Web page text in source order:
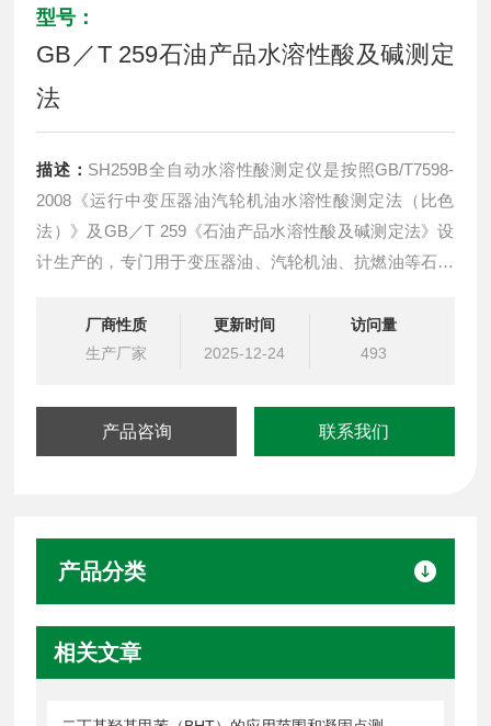
型号：
GB／T 259石油产品水溶性酸及碱测定
法
描述： SH259B全自动水溶性酸测定仪是按照GB/T7598-
2008《运行中变压器油汽轮机油水溶性酸测定法（比色
法）》及GB／T 259《石油产品水溶性酸及碱测定法》设
计生产的，专门用于变压器油、汽轮机油、抗燃油等石油
酸及碱测定法
厂商性质
生产厂家
更新时间
2025-12-24
访问量
493
产品咨询 联系我们
产品分类
相关文章